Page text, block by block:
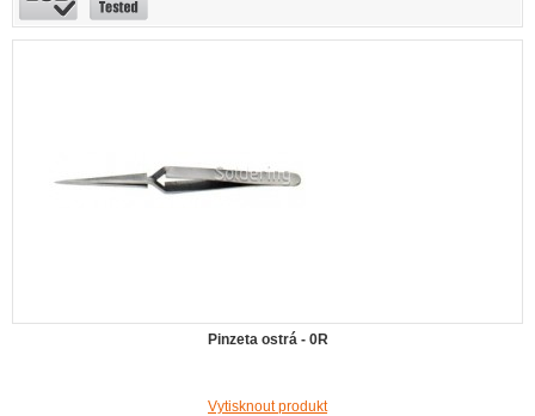
Pinzeta ostrá - 0R
Vytisknout produkt